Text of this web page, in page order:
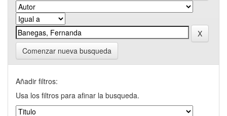
Comenzar nueva busqueda
Añadir filtros:
Usa los filtros para afinar la busqueda.